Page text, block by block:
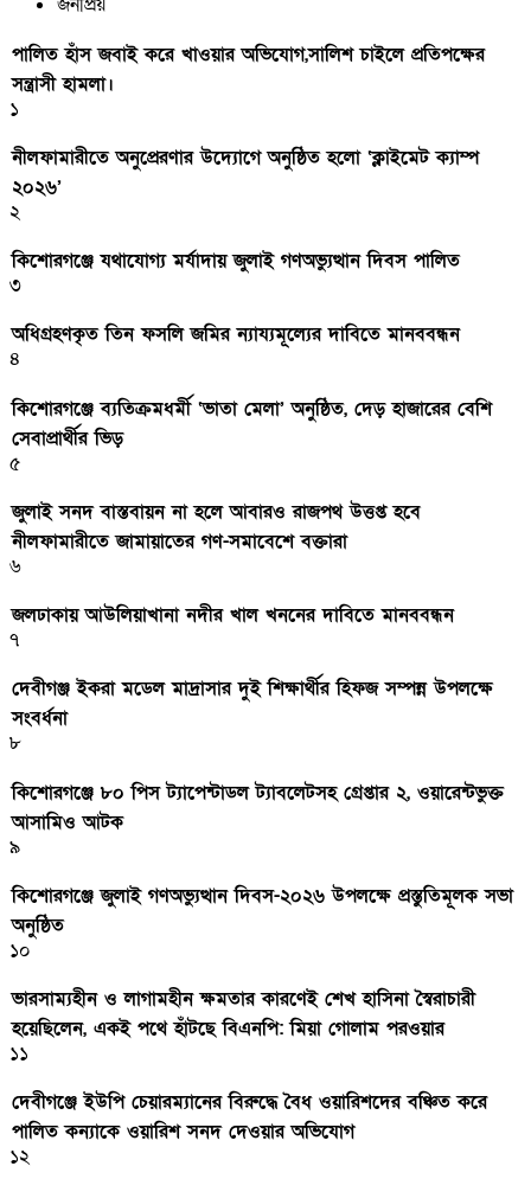
পালিত হাঁস জবাই করে খাওয়ার অভিযোগ,সালিশ চাইলে প্রতিপক্ষের
সন্ত্রাসী হামলা।
১
নীলফামারীতে অনুপ্রেরণার উদ্যোগে অনুষ্ঠিত হলো ‘ক্লাইমেট ক্যাম্প
২০২৬’
২
কিশোরগঞ্জে যথাযোগ্য মর্যাদায় জুলাই গণঅভ্যুত্থান দিবস পালিত
৩
অধিগ্রহণকৃত তিন ফসলি জমির ন্যায্যমূল্যের দাবিতে মানববন্ধন
৪
কিশোরগঞ্জে ব্যতিক্রমধর্মী ‘ভাতা মেলা’ অনুষ্ঠিত, দেড় হাজারের বেশি
সেবাপ্রার্থীর ভিড়
৫
জুলাই সনদ বাস্তবায়ন না হলে আবারও রাজপথ উত্তপ্ত হবে
নীলফামারীতে জামায়াতের গণ-সমাবেশে বক্তারা
৬
জলঢাকায় আউলিয়াখানা নদীর খাল খননের দাবিতে মানববন্ধন
৭
দেবীগঞ্জ ইকরা মডেল মাদ্রাসার দুই শিক্ষার্থীর হিফজ সম্পন্ন উপলক্ষে
সংবর্ধনা
৮
কিশোরগঞ্জে ৮০ পিস ট্যাপেন্টাডল ট্যাবলেটসহ গ্রেপ্তার ২, ওয়ারেন্টভুক্ত
আসামিও আটক
৯
কিশোরগঞ্জে জুলাই গণঅভ্যুত্থান দিবস-২০২৬ উপলক্ষে প্রস্তুতিমূলক সভা
অনুষ্ঠিত
১০
ভারসাম্যহীন ও লাগামহীন ক্ষমতার কারণেই শেখ হাসিনা স্বৈরাচারী
হয়েছিলেন, একই পথে হাঁটছে বিএনপি: মিয়া গোলাম পরওয়ার
১১
দেবীগঞ্জে ইউপি চেয়ারম্যানের বিরুদ্ধে বৈধ ওয়ারিশদের বঞ্চিত করে
পালিত কন্যাকে ওয়ারিশ সনদ দেওয়ার অভিযোগ
১২